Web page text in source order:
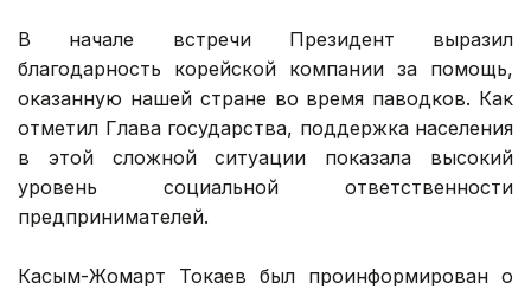
В начале встречи Президент выразил
благодарность корейской компании за помощь,
оказанную нашей стране во время паводков. Как
отметил Глава государства, поддержка населения
в этой сложной ситуации показала высокий
уровень социальной ответственности
предпринимателей.
Касым-Жомарт Токаев был проинформирован о